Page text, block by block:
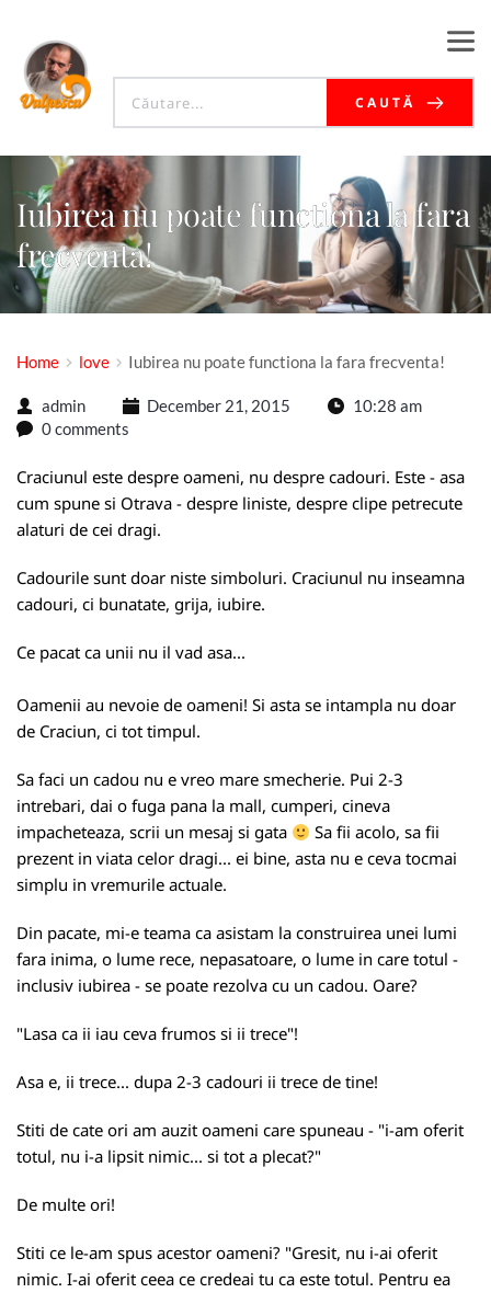
CAUTĂ
Iubirea nu poate functiona la fara
frecventa!
Home love Iubirea nu poate functiona la fara frecventa!
admin December 21, 2015
10:28 am
0 comments
Craciunul este despre oameni, nu despre cadouri. Este - asa
cum spune si Otrava - despre liniste, despre clipe petrecute
alaturi de cei dragi.
Cadourile sunt doar niste simboluri. Craciunul nu inseamna
cadouri, ci bunatate, grija, iubire.
Ce pacat ca unii nu il vad asa...
Oamenii au nevoie de oameni! Si asta se intampla nu doar
de Craciun, ci tot timpul.
Sa faci un cadou nu e vreo mare smecherie. Pui 2-3
intrebari, dai o fuga pana la mall, cumperi, cineva
impacheteaza, scrii un mesaj si gata
Sa fii acolo, sa fii
prezent in viata celor dragi... ei bine, asta nu e ceva tocmai
simplu in vremurile actuale.
Din pacate, mi-e teama ca asistam la construirea unei lumi
fara inima, o lume rece, nepasatoare, o lume in care totul -
inclusiv iubirea - se poate rezolva cu un cadou. Oare?
"Lasa ca ii iau ceva frumos si ii trece"!
Asa e, ii trece... dupa 2-3 cadouri ii trece de tine!
Stiti de cate ori am auzit oameni care spuneau - "i-am oferit
totul, nu i-a lipsit nimic... si tot a plecat?"
De multe ori!
Stiti ce le-am spus acestor oameni? "Gresit, nu i-ai oferit
nimic. I-ai oferit ceea ce credeai tu ca este totul. Pentru ea